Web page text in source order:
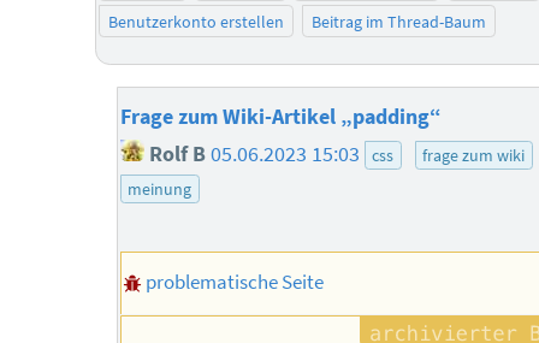
Benutzerkonto erstellen
Beitrag im Thread-Baum
Frage zum Wiki-Artikel „padding“
Rolf B 05.06.2023 15:03 css
frage zum wiki
meinung
problematische Seite